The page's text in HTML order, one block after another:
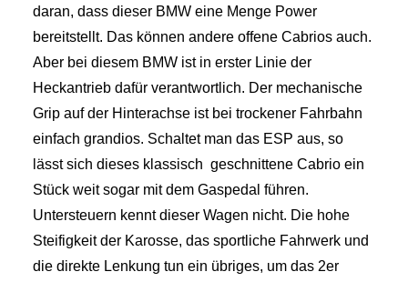
daran, dass dieser BMW eine Menge Power
bereitstellt. Das können andere offene Cabrios auch.
Aber bei diesem BMW ist in erster Linie der
Heckantrieb dafür verantwortlich. Der mechanische
Grip auf der Hinterachse ist bei trockener Fahrbahn
einfach grandios. Schaltet man das ESP aus, so
lässt sich dieses klassisch geschnittene Cabrio ein
Stück weit sogar mit dem Gaspedal führen.
Untersteuern kennt dieser Wagen nicht. Die hohe
Steifigkeit der Karosse, das sportliche Fahrwerk und
die direkte Lenkung tun ein übriges, um das 2er